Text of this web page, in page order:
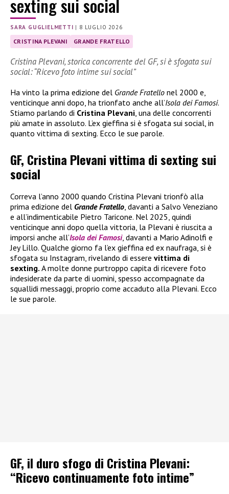
sexting sui social
SARA GUGLIELMETTI | 8 LUGLIO 2026
CRISTINA PLEVANI GRANDE FRATELLO
Cristina Plevani, storica concorrente del GF, si è sfogata sui
social: “Ricevo foto intime sui social”
Ha vinto la prima edizione del Grande Fratello nel 2000 e,
venticinque anni dopo, ha trionfato anche all’Isola dei Famosi.
Stiamo parlando di Cristina Plevani, una delle concorrenti
più amate in assoluto. L’ex gieffina si è sfogata sui social, in
quanto vittima di sexting. Ecco le sue parole.
GF, Cristina Plevani vittima di sexting sui
social
Correva l’anno 2000 quando Cristina Plevani trionfò alla
prima edizione del Grande Fratello , davanti a Salvo Veneziano
e all’indimenticabile Pietro Taricone. Nel 2025, quindi
venticinque anni dopo quella vittoria, la Plevani è riuscita a
imporsi anche all’Isola dei Famosi, davanti a Mario Adinolfi e
Jey Lillo. Qualche giorno fa l’ex gieffina ed ex naufraga, si è
sfogata su Instagram, rivelando di essere vittima di
sexting. A molte donne purtroppo capita di ricevere foto
indesiderate da parte di uomini, spesso accompagnate da
squallidi messaggi, proprio come accaduto alla Plevani. Ecco
le sue parole.
GF, il duro sfogo di Cristina Plevani:
“Ricevo continuamente foto intime”